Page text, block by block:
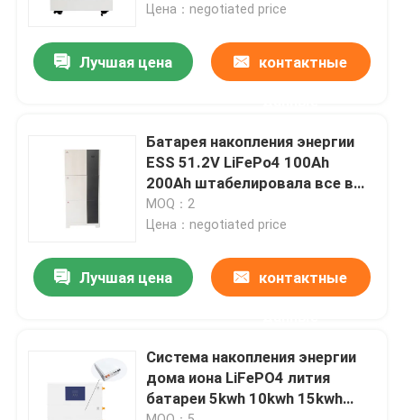
VR - шоу
О Компании
контроль качества
Новости
Батарея иона LiFePO4 лития
Цена：negotiated price
Лучшая цена контактные
Батарея накопления энергии
ESS 51.2V LiFePo4 100Ah
200Ah штабелировала все в
одной системе
MOQ：2
Цена：negotiated price
Лучшая цена контактные
Система накопления энергии
дома иона LiFePO4 лития
батареи 5kwh 10kwh 15kwh